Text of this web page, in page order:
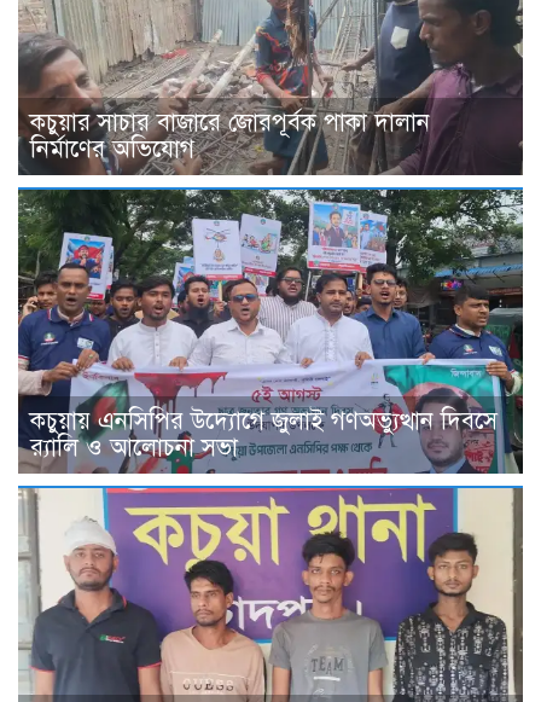
কচুয়ার সাচার বাজারে জোরপূর্বক পাকা দালান
নির্মাণের অভিযোগ
কচুয়ায় এনসিপির উদ্যোগে জুলাই গণঅভ্যুত্থান দিবসে
র‌্যালি ও আলোচনা সভা